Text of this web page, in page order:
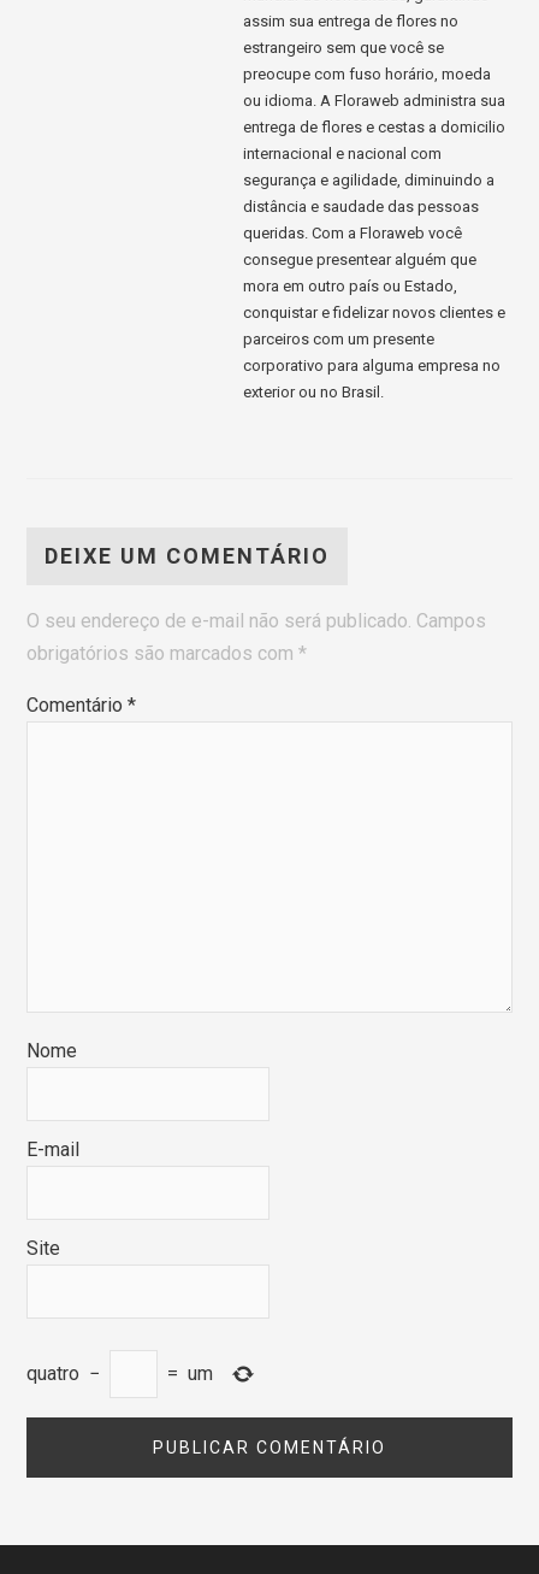
assim sua entrega de flores no
estrangeiro sem que você se
preocupe com fuso horário, moeda
ou idioma. A Floraweb administra sua
entrega de flores e cestas a domicilio
internacional e nacional com
segurança e agilidade, diminuindo a
distância e saudade das pessoas
queridas. Com a Floraweb você
consegue presentear alguém que
mora em outro país ou Estado,
conquistar e fidelizar novos clientes e
parceiros com um presente
corporativo para alguma empresa no
exterior ou no Brasil.
DEIXE UM COMENTÁRIO
O seu endereço de e-mail não será publicado. Campos
obrigatórios são marcados com*
Comentário*
Nome
E-mail
Site
quatro − = um